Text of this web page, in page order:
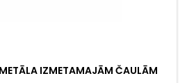
IZMETAMAJĀM ČAULĀM